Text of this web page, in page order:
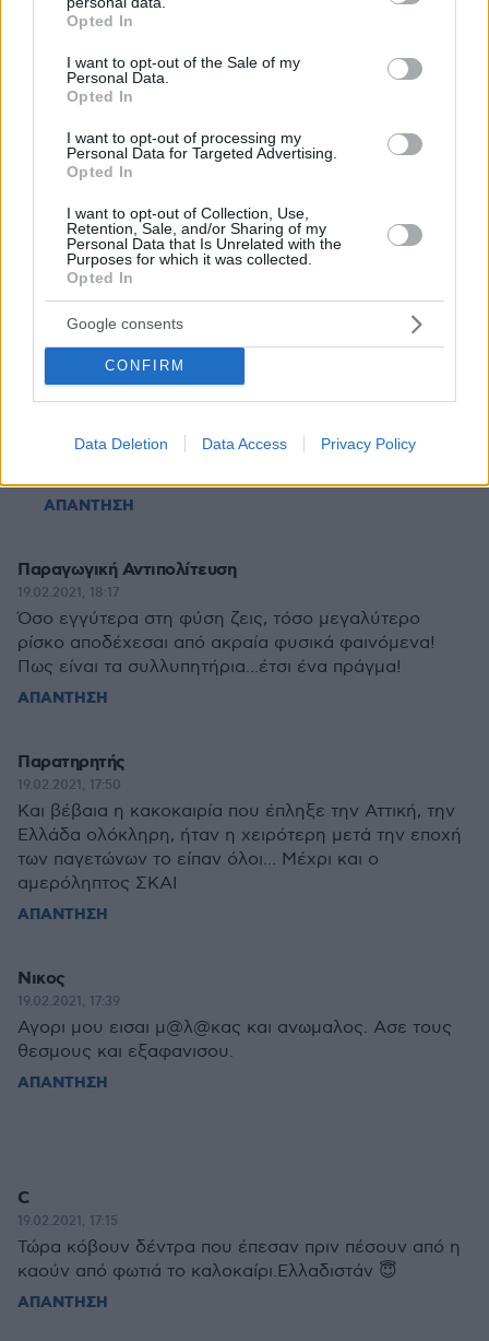
grant or deny consent to Google and its third-party tags to
use your data for below specified purposes in below Google
consent section.
Opted In
I want to opt-out of the Sale of my
Personal Data.
Opted In
I want to opt-out of processing my
Personal Data for Targeted Advertising.
Opted In
I want to opt-out of Collection, Use,
Retention, Sale, and/or Sharing of my
Personal Data that Is Unrelated with the
Purposes for which it was collected.
Opted In
Google consents
CONFIRM
Data Deletion Data Access Privacy Policy
Αμαλία Αντωνέλου
19.02.2021, 18:26
Νομίζω ότι δεν είναι τόσο άσχημα τα πράγματα όσο
παρουσιάζονται σε ορισμένα σχόλια. Χάρη στην
έγκαιρη παρέμβαση του κ. Χαρδαλιά, η
ηλεκτροδότηση της οικίας μου αποκαταστάθηκε
ταχύτητα. Ευχαριστώ θερμά το Πρώτο θέμα που μου
δίνει το βήμα να ευχαριστήσω την Κυβέρνηση, που
προσπαθεί τόσο πολύ για εμάς σε τόσο δύσκολους
καιρούς.
ΑΠΑΝΤΗΣΗ
Κυρια μου
19.02.2021, 19:37
Κηφισιας ακομα δεν εχουμε ρευμα ματα απο 4
ΑΠΑΝΤΗΣΗ
Παραγωγική Αντιπολίτευση
19.02.2021, 18:17
Όσο εγγύτερα στη φύση ζεις, τόσο μεγαλύτερο
ρίσκο αποδέχεσαι από ακραία φυσικά φαινόμενα!
Πως είναι τα συλλυπητήρια...έτσι ένα πράγμα!
ΑΠΑΝΤΗΣΗ
Παρατηρητής
19.02.2021, 17:50
Και βέβαια η κακοκαιρία που έπληξε την Αττική, την
Ελλάδα ολόκληρη, ήταν η χειρότερη μετά την εποχή
των παγετώνων το είπαν όλοι... Μέχρι και ο
αμερόληπτος ΣΚΑΙ
ΑΠΑΝΤΗΣΗ
Νικος
19.02.2021, 17:39
Αγορι μου εισαι μ@λ@κας και ανωμαλος. Ασε τους
θεσμους και εξαφανισου.
ΑΠΑΝΤΗΣΗ
C
19.02.2021, 17:15
Τώρα κόβουν δέντρα που έπεσαν πριν πέσουν από η
καούν από φωτιά το καλοκαίρι.Ελλαδιστάν 😇
ΑΠΑΝΤΗΣΗ